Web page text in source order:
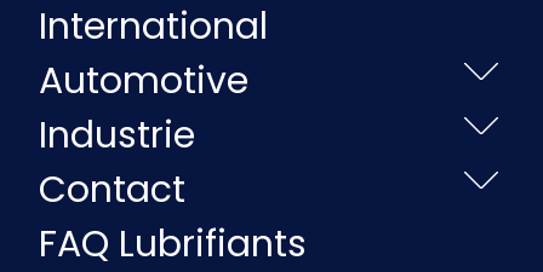
International
Automotive
Industrie
Contact
FAQ Lubrifiants